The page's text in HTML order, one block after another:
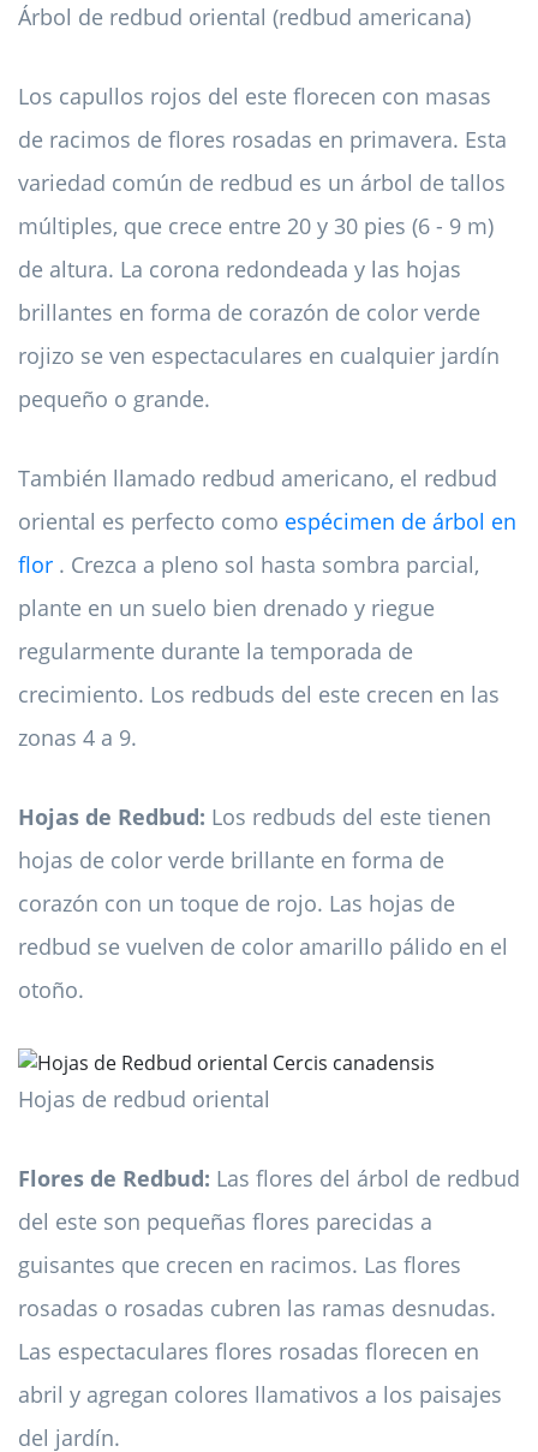
Árbol de redbud oriental (redbud americana)
Los capullos rojos del este florecen con masas
de racimos de flores rosadas en primavera. Esta
variedad común de redbud es un árbol de tallos
múltiples, que crece entre 20 y 30 pies (6 - 9 m)
de altura. La corona redondeada y las hojas
brillantes en forma de corazón de color verde
rojizo se ven espectaculares en cualquier jardín
pequeño o grande.
También llamado redbud americano, el redbud
oriental es perfecto como espécimen de árbol en
flor . Crezca a pleno sol hasta sombra parcial,
plante en un suelo bien drenado y riegue
regularmente durante la temporada de
crecimiento. Los redbuds del este crecen en las
zonas 4 a 9.
Hojas de Redbud: Los redbuds del este tienen
hojas de color verde brillante en forma de
corazón con un toque de rojo. Las hojas de
redbud se vuelven de color amarillo pálido en el
otoño.
Hojas de redbud oriental
Flores de Redbud: Las flores del árbol de redbud
del este son pequeñas flores parecidas a
guisantes que crecen en racimos. Las flores
rosadas o rosadas cubren las ramas desnudas.
Las espectaculares flores rosadas florecen en
abril y agregan colores llamativos a los paisajes
del jardín.